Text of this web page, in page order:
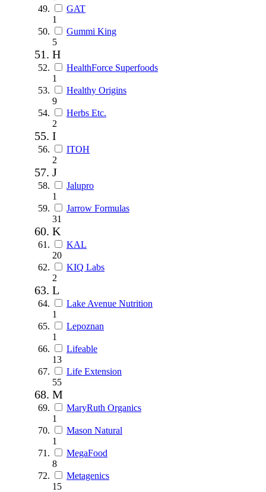
GAT
1
Gummi King
5
H
HealthForce Superfoods
1
Healthy Origins
9
Herbs Etc.
2
I
ITOH
2
J
Jalupro
1
Jarrow Formulas
31
K
KAL
20
KIQ Labs
2
L
Lake Avenue Nutrition
1
Lepoznan
1
Lifeable
13
Life Extension
55
M
MaryRuth Organics
1
Mason Natural
1
MegaFood
8
Metagenics
15